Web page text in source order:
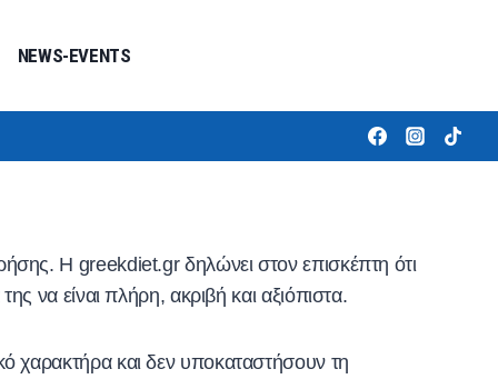
NEWS-EVENTS
Η greekdiet.gr δηλώνει στον επισκέπτη ότι
να είναι πλήρη, ακριβή και αξιόπιστα.
χαρακτήρα και δεν υποκαταστήσουν τη